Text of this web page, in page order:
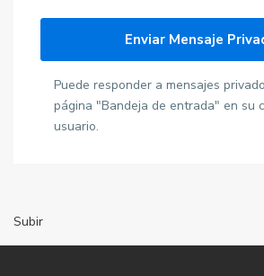
Puede responder a mensajes
página "Bandeja de entrada" en su
usuario.
Subir